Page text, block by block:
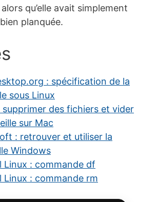
qu’elle avait simplement
planquée.
: spécification de la
sous Linux
supprimer des fichiers et vider
sur Mac
: retrouver et utiliser la
Windows
Linux : commande df
Linux : commande rm